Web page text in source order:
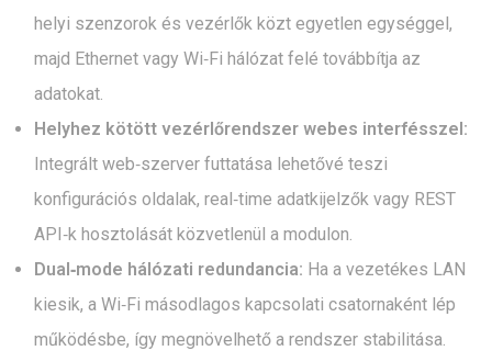
helyi szenzorok és vezérlők közt egyetlen egységgel,
majd Ethernet vagy Wi‑Fi hálózat felé továbbítja az
adatokat.
Helyhez kötött vezérlőrendszer webes interfésszel:
Integrált web‑szerver futtatása lehetővé teszi
konfigurációs oldalak, real‑time adatkijelzők vagy REST
API‑k hosztolását közvetlenül a modulon.
Dual‑mode hálózati redundancia: Ha a vezetékes LAN
kiesik, a Wi‑Fi másodlagos kapcsolati csatornaként lép
működésbe, így megnövelhető a rendszer stabilitása.